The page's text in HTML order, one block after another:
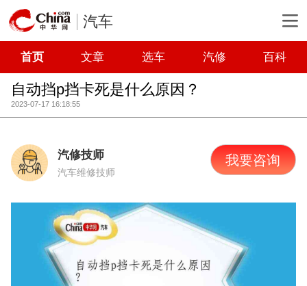
汽车
首页 文章 选车 汽修 百科
自动挡p挡卡死是什么原因？
2023-07-17 16:18:55
汽修技师
汽车维修技师
我要咨询